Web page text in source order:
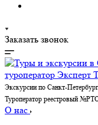
Заказать звонок
Экскурсии по Санкт-
Туроператор реестровый
О нас